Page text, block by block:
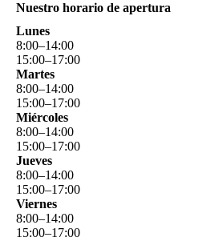
Nuestro horario de apertura
Lunes
8:00–14:00
15:00–17:00
Martes
8:00–14:00
15:00–17:00
Miércoles
8:00–14:00
15:00–17:00
Jueves
8:00–14:00
15:00–17:00
Viernes
8:00–14:00
15:00–17:00